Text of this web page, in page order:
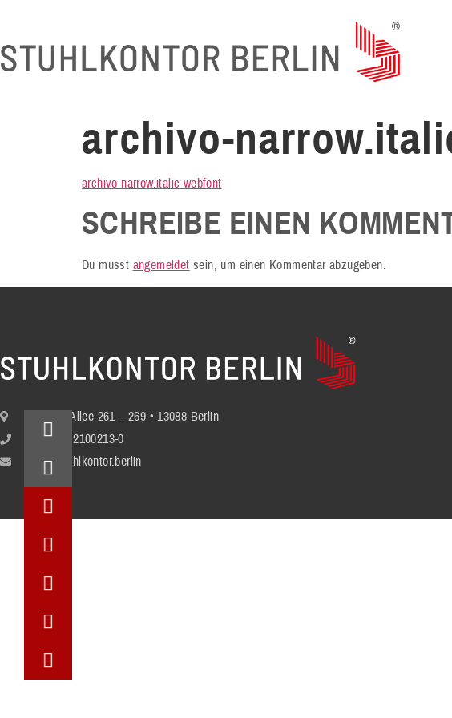
archivo-
archivo-narrow.italic-webfont
SCHREIBE EINEN
Du musst angemeldet sein, um einen Kommentar abzugeben.
Berliner Allee 261 – 269 • 13088 Berlin
+49 (30) 2100213-0
info@stuhlkontor.berlin